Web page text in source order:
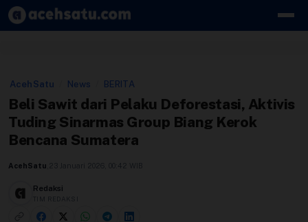
Skip to content
Kebijakan Cookie
Kebijakan Cookies
Panduan
Pasang Iklan
AcehSatu News BERITA
Beli Sawit dari Pelaku Deforestasi, Aktivis
Tuding Sinarmas Group Biang Kerok
Bencana Sumatera
AcehSatu
Redaksi